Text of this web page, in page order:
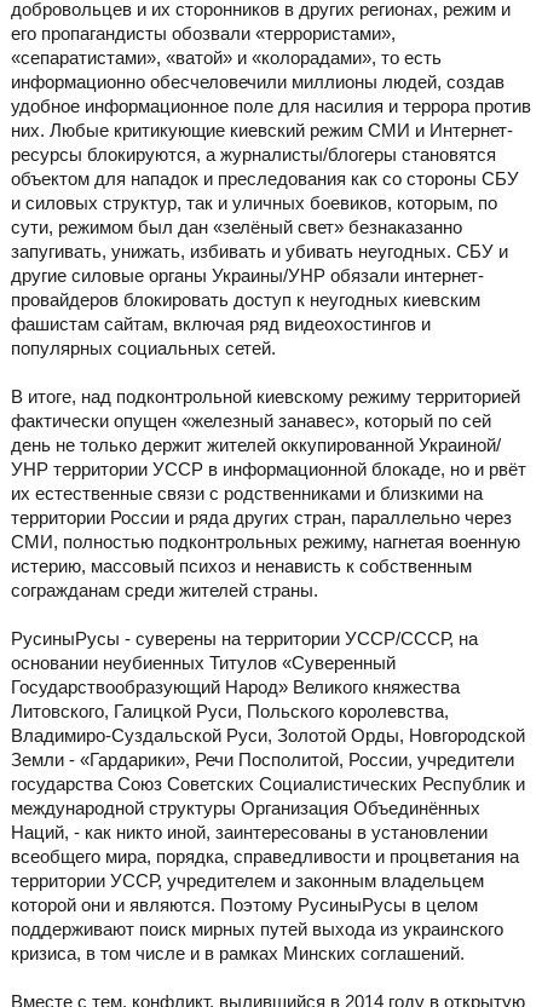
добровольцев и их сторонников в других регионах, режим и
его пропагандисты обозвали «террористами»,
«сепаратистами», «ватой» и «колорадами», то есть
информационно обесчеловечили миллионы людей, создав
удобное информационное поле для насилия и террора против
них. Любые критикующие киевский режим СМИ и Интернет-
ресурсы блокируются, а журналисты/блогеры становятся
объектом для нападок и преследования как со стороны СБУ
и силовых структур, так и уличных боевиков, которым, по
сути, режимом был дан «зелёный свет» безнаказанно
запугивать, унижать, избивать и убивать неугодных. СБУ и
другие силовые органы Украины/УНР обязали интернет-
провайдеров блокировать доступ к неугодных киевским
фашистам сайтам, включая ряд видеохостингов и
популярных социальных сетей.
В итоге, над подконтрольной киевскому режиму территорией
фактически опущен «железный занавес», который по сей
день не только держит жителей оккупированной Украиной/
УНР территории УССР в информационной блокаде, но и рвёт
их естественные связи с родственниками и близкими на
территории России и ряда других стран, параллельно через
СМИ, полностью подконтрольных режиму, нагнетая военную
истерию, массовый психоз и ненависть к собственным
согражданам среди жителей страны.
РусиныРусы - суверены на территории УССР/СССР, на
основании неубиенных Титулов «Суверенный
Государствообразующий Народ» Великого княжества
Литовского, Галицкой Руси, Польского королевства,
Владимиро-Суздальской Руси, Золотой Орды, Новгородской
Земли - «Гардарики», Речи Посполитой, России, учредители
государства Союз Советских Социалистических Республик и
международной структуры Организация Объединённых
Наций, - как никто иной, заинтересованы в установлении
всеобщего мира, порядка, справедливости и процветания на
территории УССР, учредителем и законным владельцем
которой они и являются. Поэтому РусиныРусы в целом
поддерживают поиск мирных путей выхода из украинского
кризиса, в том числе и в рамках Минских соглашений.
Вместе с тем, конфликт, вылившийся в 2014 году в открытую